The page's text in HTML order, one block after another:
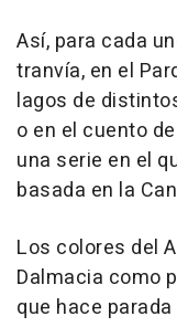
Así, para cada
tranvía, en el
lagos de
o en el cuento
una serie en el
basada en la
Los colores del
Dalmacia como
que hace